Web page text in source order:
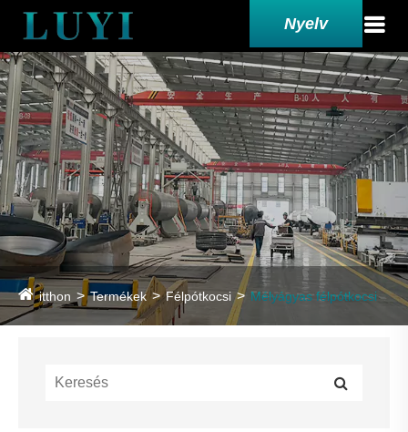
Nyelv
itthon Termékek Félpótkocsi Mélyágyas félpótkocsi